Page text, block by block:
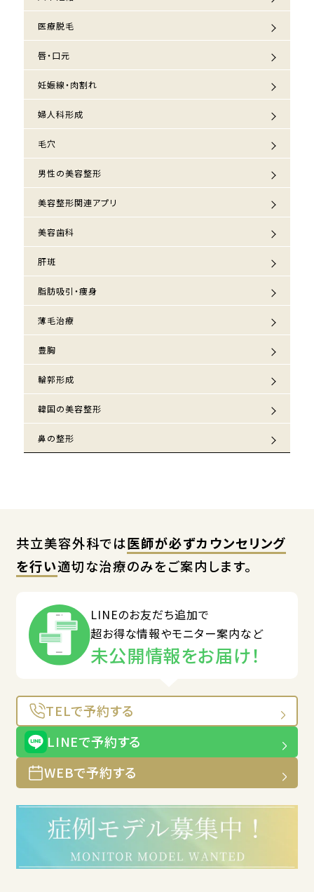
医療脱毛
唇・口元
妊娠線・肉割れ
婦人科形成
毛穴
男性の美容整形
美容整形関連アプリ
美容歯科
肝斑
脂肪吸引・痩身
薄毛治療
豊胸
輪郭形成
韓国の美容整形
鼻の整形
共立美容外科では医師が必ずカウンセリング
を行い適切な治療のみをご案内します。
LINEのお友だち追加で
超お得な情報やモニター案内など
未公開情報をお届け！
TELで予約する
LINEで予約する
WEBで予約する